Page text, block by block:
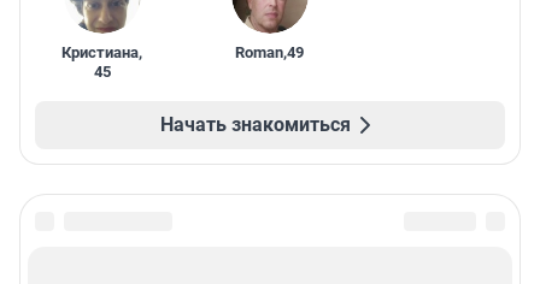
Кристиана,
45
Roman,49
Начать знакомиться